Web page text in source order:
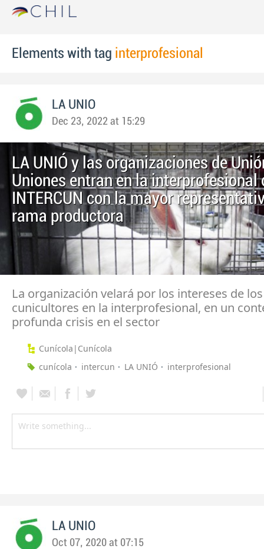
Elements with tag interprofesional
LA UNIO
Dec 23, 2022 at 15:29
LA UNIÓ y las organizaciones de
Uniones entran en la interprofesional
INTERCUN con la mayor
rama productora
La organización velará por los intereses de los
cunicultores en la interprofesional, en un
profunda crisis en el sector
Cunícola|Cunícola
cunícola
intercun LA UNIÓ interprofesional
LA UNIO
Oct 07, 2020 at 07:15